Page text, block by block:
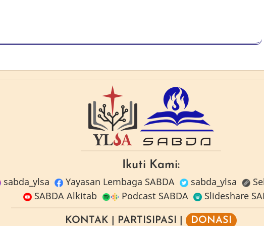
Ikuti Kami:
sabda_ylsa
Yayasan Lembaga SABDA sabda_ylsa
SABDA Alkitab
Podcast SABDA Slideshare
KONTAK PARTISIPASI DONASI